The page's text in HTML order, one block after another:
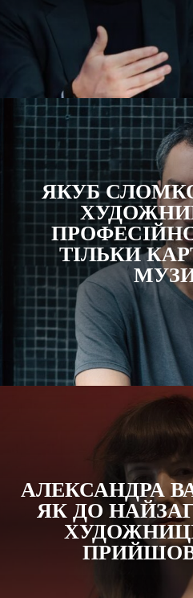
ЯКУБ
ТІЛЬКИ
АЛЕКСАНДРА
ЯК ДО